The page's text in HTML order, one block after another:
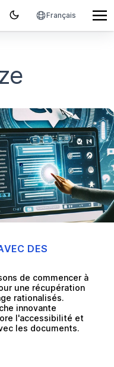
Français
DES
de commencer à
une récupération
rationalisés.
innovante
l'accessibilité et
les documents.